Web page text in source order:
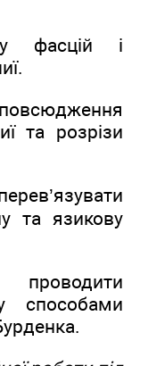
фасцій і
та розрізи
та язикову
способами